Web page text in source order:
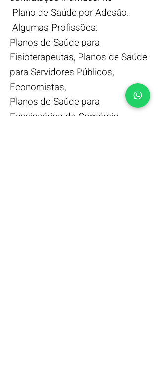
Plano de Saúde por Adesão.
Algumas Profissões:
Planos de Saúde para
Fisioterapeutas, Planos de Saúde
para Servidores Públicos,
Economistas,
Planos de Saúde para
Funcionários do Comércio,